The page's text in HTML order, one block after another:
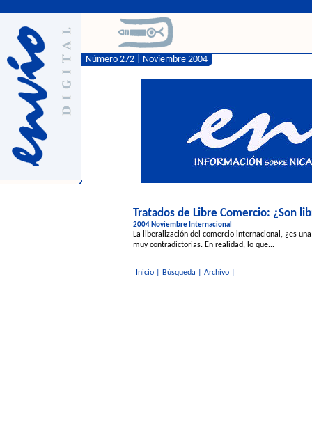
Número 272 | Noviembre 2004
Tratados de Libre Comercio: ¿Son
2004 Noviembre Internacional
La liberalización del comercio internacional, ¿es
muy contradictorias. En realidad, lo que...
Inicio| Búsqueda Archivo|